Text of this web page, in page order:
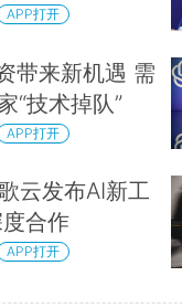
APP打开
带来新机遇 需
“技术掉队”
APP打开
云发布AI新工
合作
APP打开